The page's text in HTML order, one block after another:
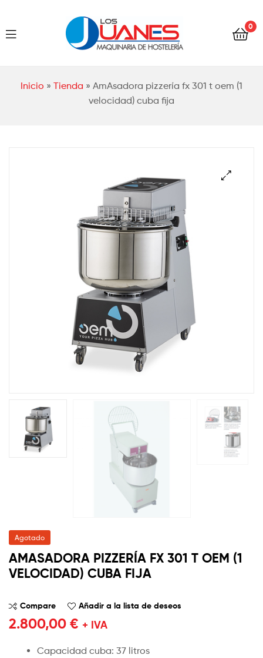
Los
0
Inicio » Tienda » AmAsadora pizzería fx 301 t oem (1
velocidad) cuba fija
Los
Agotado
AMASADORA PIZZERÍA FX 301 T OEM (1
VELOCIDAD) CUBA FIJA
Compare Añadir a la lista de deseos
2.800,00 € + IVA
Capacidad cuba: 37 litros